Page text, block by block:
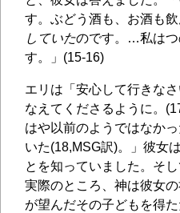
す。ぶどう酒も、お酒も
していたのです。…私はつ
す。」(15-16)
エリは「安心して行きな
なえてくださるように。
はや以前のようではなか
いた(18,MSG訳)。」彼女
とを知っていました。そ
実際のところ、神は彼女
が望んだその子どもを得